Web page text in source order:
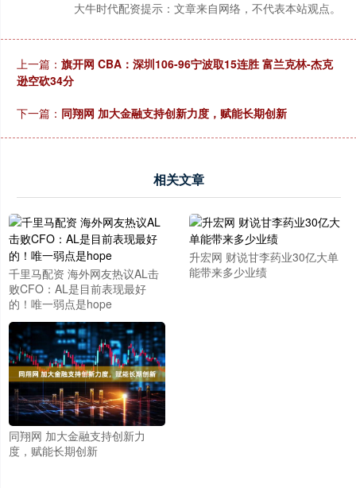
大牛时代配资提示：文章来自网络，不代表本站观点。
上一篇： 旗开网 CBA：深圳106-96宁波取15连胜 富兰克林-杰克
逊空砍34分
下一篇： 同翔网 加大金融支持创新力度，赋能长期创新
相关文章
千里马配资 海外网友热议AL击
败CFO：AL是目前表现最好
的！唯一弱点是hope
升宏网 财说甘李药业30亿大单
能带来多少业绩
同翔网 加大金融支持创新力
度，赋能长期创新